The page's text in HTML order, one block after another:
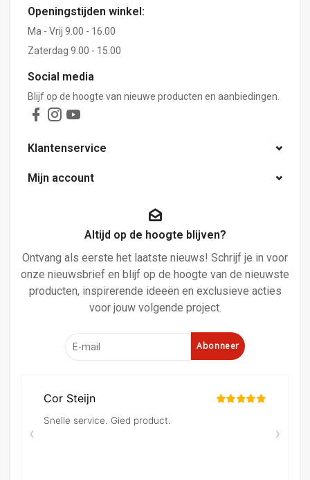
Openingstijden winkel:
Ma - Vrij 9.00 - 16.00
Zaterdag 9.00 - 15.00
Social media
Blijf op de hoogte van nieuwe producten en aanbiedingen.
Klantenservice
Mijn account
Altijd op de hoogte blijven?
Ontvang als eerste het laatste nieuws! Schrijf je in voor
onze nieuwsbrief en blijf op de hoogte van de nieuwste
producten, inspirerende ideeën en exclusieve acties
voor jouw volgende project.
Abonneer